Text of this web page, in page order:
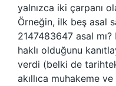
yalnızca iki çarpanı
Örneğin, ilk beş asal
2147483647 asal mı?
haklı olduğunu
verdi (belki de
akıllıca muhakeme